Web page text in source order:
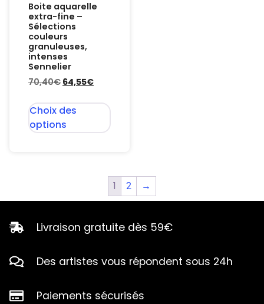
Boite aquarelle
extra-fine –
Sélections
couleurs
granuleuses,
intenses
Sennelier
70,40€ 64,55€
Choix des
options
1 2 →
Livraison gratuite dès 59€
Des artistes vous répondent sous 24h
Paiements sécurisés